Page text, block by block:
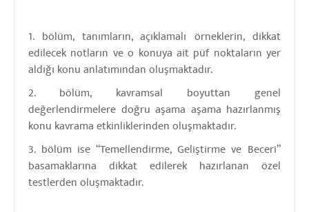
1. bölüm, tanımların, açıklamalı örneklerin, dikkat
edilecek notların ve o konuya ait püf noktaların yer
aldığı konu anlatımından oluşmaktadır.
2. bölüm, kavramsal boyuttan genel
değerlendirmelere doğru aşama aşama hazırlanmış
konu kavrama etkinliklerinden oluşmaktadır.
3. bölüm ise “Temellendirme, Geliştirme ve Beceri”
basamaklarına dikkat edilerek hazırlanan özel
testlerden oluşmaktadır.